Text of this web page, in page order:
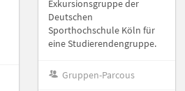
Exkursionsgruppe der
Deutschen
Sporthochschule Köln für
eine Studierendengruppe.
Gruppen-Parcous